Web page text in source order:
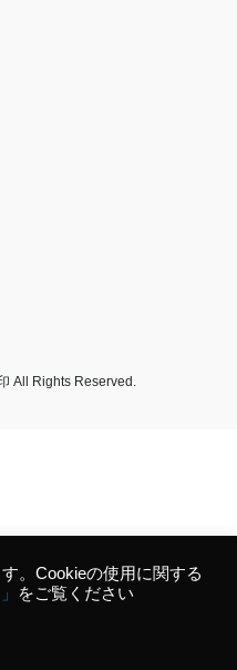
All Rights Reserved.
。Cookieの使用に関する
をご覧ください